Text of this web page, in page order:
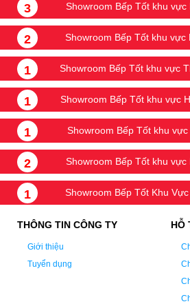
3 Showroom Bếp Tốt khu vực
2 Showroom Bếp Tốt khu vực
1 Showroom Bếp Tốt khu vực
1 Showroom Bếp Tốt khu vực
1 Showroom Bếp Tốt khu vực
2 Showroom Bếp Tốt khu vực
1 Showroom Bếp Tốt Khu
THÔNG TIN CÔNG TY
Giới thiệu
Tuyển dụng
HỖ